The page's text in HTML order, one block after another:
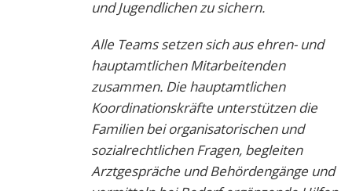
und Jugendlichen zu sichern.
Alle Teams setzen sich aus ehren- und
hauptamtlichen Mitarbeitenden
zusammen. Die hauptamtlichen
Koordinationskräfte unterstützen die
Familien bei organisatorischen und
sozialrechtlichen Fragen, begleiten
Arztgespräche und Behördengänge und